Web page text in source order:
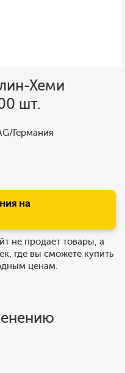
Хеми
шт.
Германия
на
не продает товары, а
где вы сможете купить
ценам.